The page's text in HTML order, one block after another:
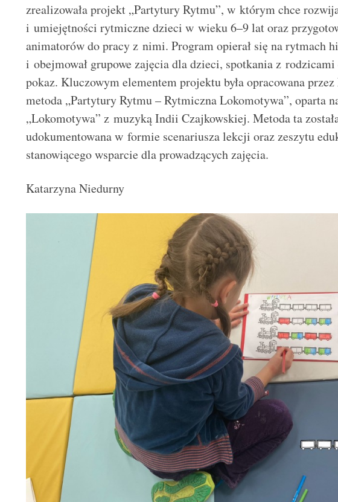
zrealizowała projekt „Partytury Rytmu”, w którym chce
i umiejętności rytmiczne dzieci w wieku 6–9 lat oraz
animatorów do pracy z nimi. Program opierał się na rytmach
i obejmował grupowe zajęcia dla dzieci, spotkania z rodzicami
pokaz. Kluczowym elementem projektu była opracowana
metoda „Partytury Rytmu – Rytmiczna Lokomotywa”, oparta
„Lokomotywa” z muzyką Indii Czajkowskiej. Metoda ta
udokumentowana w formie scenariusza lekcji oraz zeszytu
stanowiącego wsparcie dla prowadzących zajęcia.
Katarzyna Niedurny